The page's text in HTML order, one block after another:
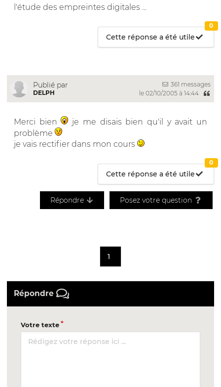
l'étude des empreintes digitales ...
Cette réponse a été utile
0
Publié par
DELPH
361 messages
le 02/10/2005 à 14:44
Merci bien
je me disais bien qu'il y avait un
problème
je vais rectifier dans mon cours
Cette réponse a été utile
0
Répondre Posez votre question
1
Répondre
Votre texte